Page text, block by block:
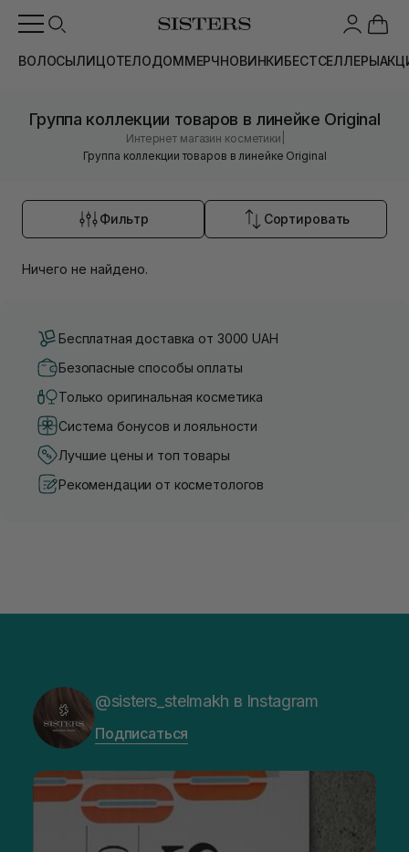
ВОЛОСЫЛИЦОТЕЛОДОММЕРЧНОВИНКИБЕСТСЕЛЛЕРЫ
Группа коллекции товаров в линейке Original
Интернет магазин косметики
Группа коллекции товаров в линейке Original
Фильтр Сортировать
Ничего не найдено.
Бесплатная доставка от 3000 UAH
Безопасные способы оплаты
Только оригинальная косметика
Система бонусов и лояльности
Лучшие цены и топ товары
Рекомендации от косметологов
@sisters_stelmakh в Instagram
Подписаться